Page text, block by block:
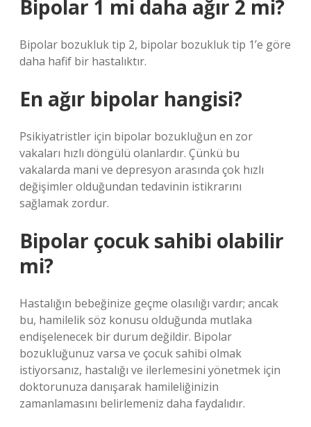
Bipolar 1 mi daha ağır 2 mi?
Bipolar bozukluk tip 2, bipolar bozukluk tip 1’e göre
daha hafif bir hastalıktır.
En ağır bipolar hangisi?
Psikiyatristler için bipolar bozukluğun en zor
vakaları hızlı döngülü olanlardır. Çünkü bu
vakalarda mani ve depresyon arasında çok hızlı
değişimler olduğundan tedavinin istikrarını
sağlamak zordur.
Bipolar çocuk sahibi olabilir
mi?
Hastalığın bebeğinize geçme olasılığı vardır; ancak
bu, hamilelik söz konusu olduğunda mutlaka
endişelenecek bir durum değildir. Bipolar
bozukluğunuz varsa ve çocuk sahibi olmak
istiyorsanız, hastalığı ve ilerlemesini yönetmek için
doktorunuza danışarak hamileliğinizin
zamanlamasını belirlemeniz daha faydalıdır.